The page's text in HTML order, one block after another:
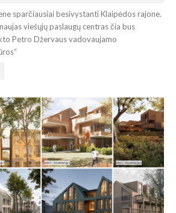
sparčiausiai besivystanti Klaipėdos rajone.
viešųjų paslaugų centras čia bus
Petro Džervaus vadovaujamo